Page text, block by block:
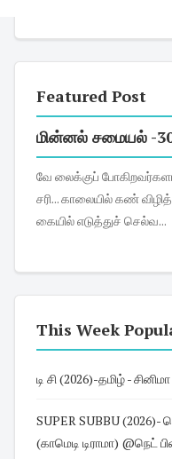
Featured Post
மின்னல் சமையல் -
வே லைக்குப் போகிறவர்களானாலும் சரி, இல்லத்தரசிகளானாலும்
சரி... காலையில் கண் விழித்த உடனேயே,
கையில் எடுத்துச் செல்வ...
This Week
டி சி (2026)-தமிழ் -
SUPER SUBBU (2026)- தெலுங்கு/
(காமெடி டிராமா) @நெட்